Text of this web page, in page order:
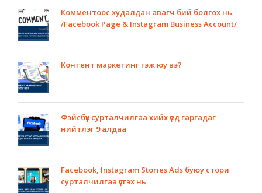
Комментоос худалдан авагч бий болгох нь
/Facebook Page & Instagram Business Account/
Контент маркетинг гэж юу вэ?
Фэйсбүүк сурталчилгаа хийх үед гаргадаг
нийтлэг 9 алдаа
Facebook, Instagram Stories Ads буюу стори
сурталчилгаа үүсгэх нь